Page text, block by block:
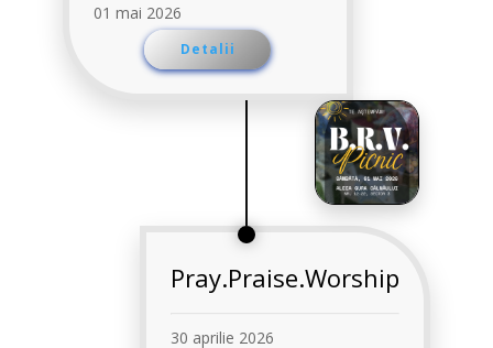
01 mai 2026
Detalii
Pray.Praise.Worship
30 aprilie 2026